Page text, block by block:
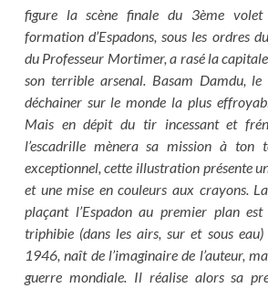
figure la scène finale du 3ème volet
formation d’Espadons, sous les ordres
du Professeur Mortimer, a rasé la
son terrible arsenal. Basam Damdu, le
déchainer sur le monde la plus
Mais en dépit du tir incessant et
l’escadrille mènera sa mission à ton
exceptionnel, cette illustration présente
et une mise en couleurs aux crayons.
plaçant l’Espadon au premier plan
triphibie (dans les airs, sur et sous
1946, naît de l’imaginaire de l’auteur,
guerre mondiale. Il réalise alors sa